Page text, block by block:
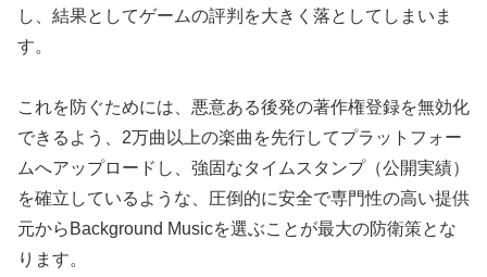
し、結果としてゲームの評判を大きく落としてしまいま
す。
これを防ぐためには、悪意ある後発の著作権登録を無効化
できるよう、2万曲以上の楽曲を先行してプラットフォー
ムへアップロードし、強固なタイムスタンプ（公開実績）
を確立しているような、圧倒的に安全で専門性の高い提供
元からBackground Musicを選ぶことが最大の防衛策とな
ります。